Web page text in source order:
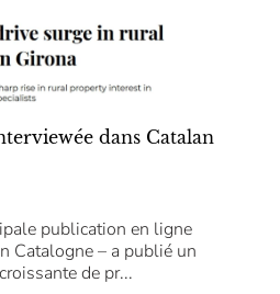
dans Catalan
publication en ligne
Catalogne – a publié un
de pr...